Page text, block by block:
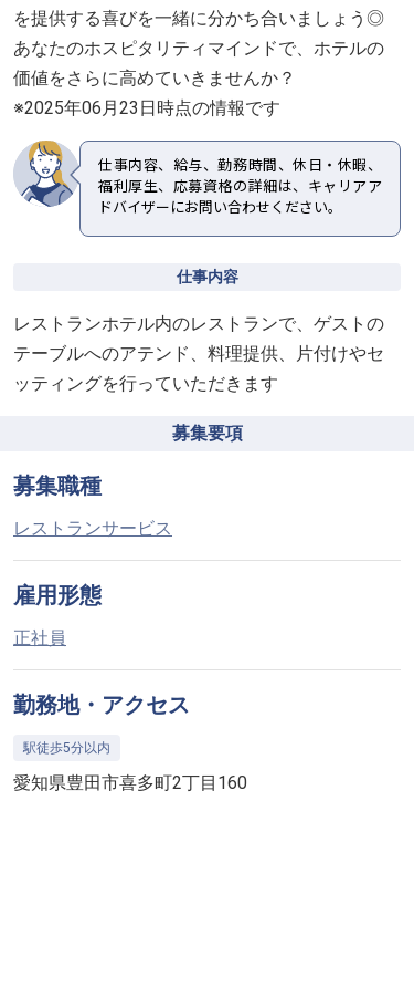
を提供する喜びを一緒に分かち合いましょう◎
あなたのホスピタリティマインドで、ホテルの
価値をさらに高めていきませんか？
※2025年06月23日時点の情報です
仕事内容、給与、勤務時間、休日・休暇、
福利厚生、応募資格の詳細は、キャリアア
ドバイザーにお問い合わせください。
仕事内容
レストランホテル内のレストランで、ゲストの
テーブルへのアテンド、料理提供、片付けやセ
ッティングを行っていただきます
募集要項
募集職種
レストランサービス
雇用形態
正社員
勤務地・アクセス
駅徒歩5分以内
愛知県豊田市喜多町2丁目160